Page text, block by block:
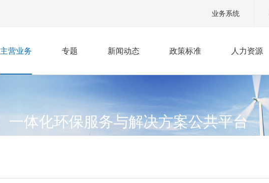
业务系统
主营业务 专题 新闻动态 政策标准 人力资源
一体化环保服务与解决方案公共平台